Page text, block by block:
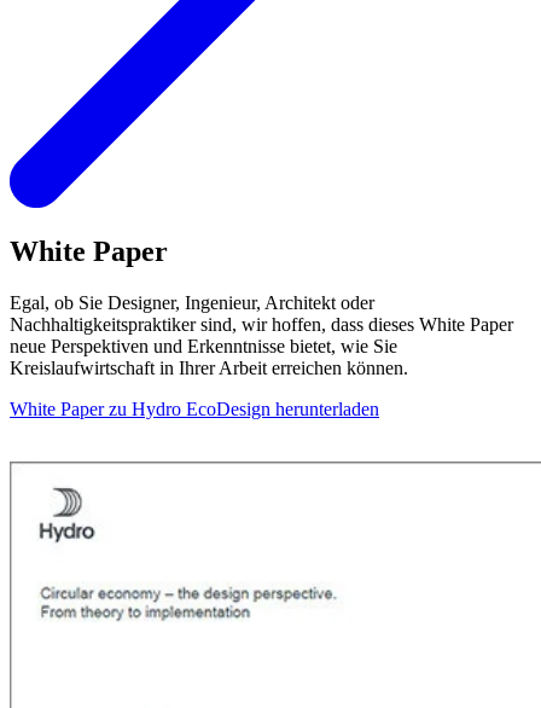
White Paper
Egal, ob Sie Designer, Ingenieur, Architekt oder
Nachhaltigkeitspraktiker sind, wir hoffen, dass dieses White Paper
neue Perspektiven und Erkenntnisse bietet, wie Sie
Kreislaufwirtschaft in Ihrer Arbeit erreichen können.
White Paper zu Hydro EcoDesign herunterladen